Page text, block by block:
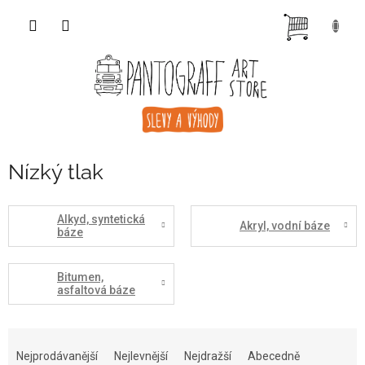
Nízký tlak
Alkyd, syntetická
báze
Akryl, vodní báze
Bitumen,
asfaltová báze
Nejprodávanější Nejlevnější Nejdražší Abecedně